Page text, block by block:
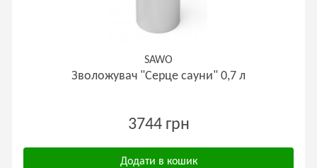
SAWO
Зволожувач "Серце сауни" 0,7 л
3744 грн
Додати в кошик